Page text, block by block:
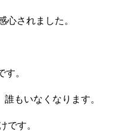
心されました。
。
もいなくなります。
です。